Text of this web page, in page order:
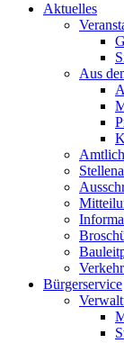
Aktuelles
Aus
Bürgerservice